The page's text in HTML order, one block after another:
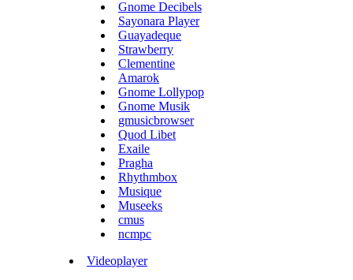
Gnome Decibels
Sayonara Player
Guayadeque
Strawberry
Clementine
Amarok
Gnome Lollypop
Gnome Musik
gmusicbrowser
Quod Libet
Exaile
Pragha
Rhythmbox
Musique
Museeks
cmus
ncmpc
Videoplayer